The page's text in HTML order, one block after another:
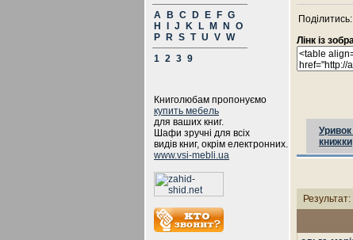
A
B C D E F G
H
J K L M N
O
P
R S T U V W
1 2 3 9
Книголюбам пропонуємо
купить мебель
для ваших книг.
Шафи зручні для всіх
видів книг, окрім електронних.
www.vsi-mebli.ua
Поділитись:
Лінк із
Уривок
книжки
Результат: